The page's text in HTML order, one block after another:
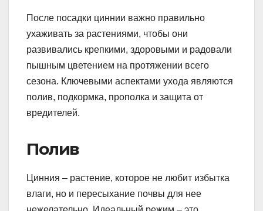
После посадки циннии важно правильно
ухаживать за растениями, чтобы они
развивались крепкими, здоровыми и радовали
пышным цветением на протяжении всего
сезона. Ключевыми аспектами ухода являются
полив, подкормка, прополка и защита от
вредителей.
Полив
Цинния – растение, которое не любит избытка
влаги, но и пересыхание почвы для нее